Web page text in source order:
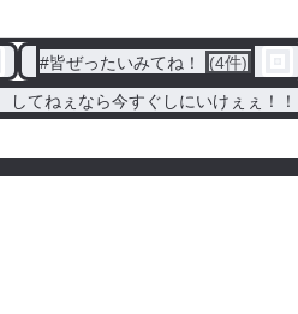
#皆ぜったいみてね！
(4件)
てねぇなら今すぐしにいけぇぇ！！